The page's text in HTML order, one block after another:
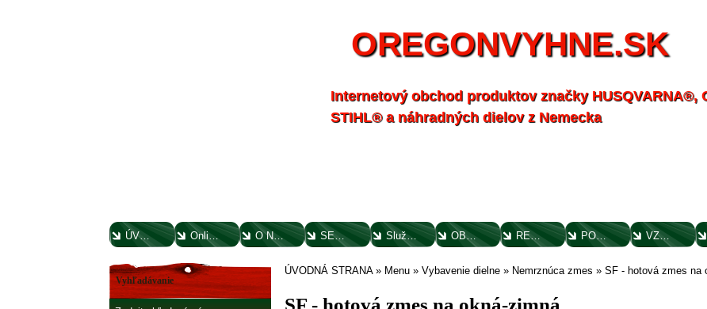
OREGONVYHNE.SK
Internetový obchod produktov značky HUSQVARNA®,
STIHL® a náhradných dielov z Nemecka
ÚVODNÁ STRANA Online parts katalógy O NÁS SERVIS Služby - záhrada OBCHODNÉ PODMIENKY REKLAMAČNÝ PORIADOK POTVRDENIE O VYTKNUTÍ VADY VZOROVÝ FORMULÁR ODSTÚPENIA OD ZMLUVY
Vyhľadávanie
ÚVODNÁ STRANA» Menu » Vybavenie dielne » Nemrznúca zmes » SF - hotová zmes na
SF - hotová zmes na okná-zimná